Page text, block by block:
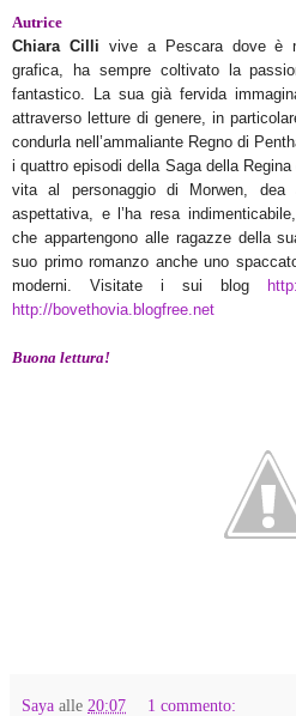
Autrice
Chiara Cilli vive a Pescara dove è
grafica, ha sempre coltivato la
fantastico. La sua già fervida
attraverso letture di genere, in
condurla nell’ammaliante Regno di
i quattro episodi della Saga della
vita al personaggio di Morwen, dea
aspettativa, e l’ha resa
che appartengono alle ragazze della
suo primo romanzo anche uno
moderni. Visitate i sui blog
http://bovethovia.blogfree.net
Buona lettura!
Saya alle 20:07 1 commento: